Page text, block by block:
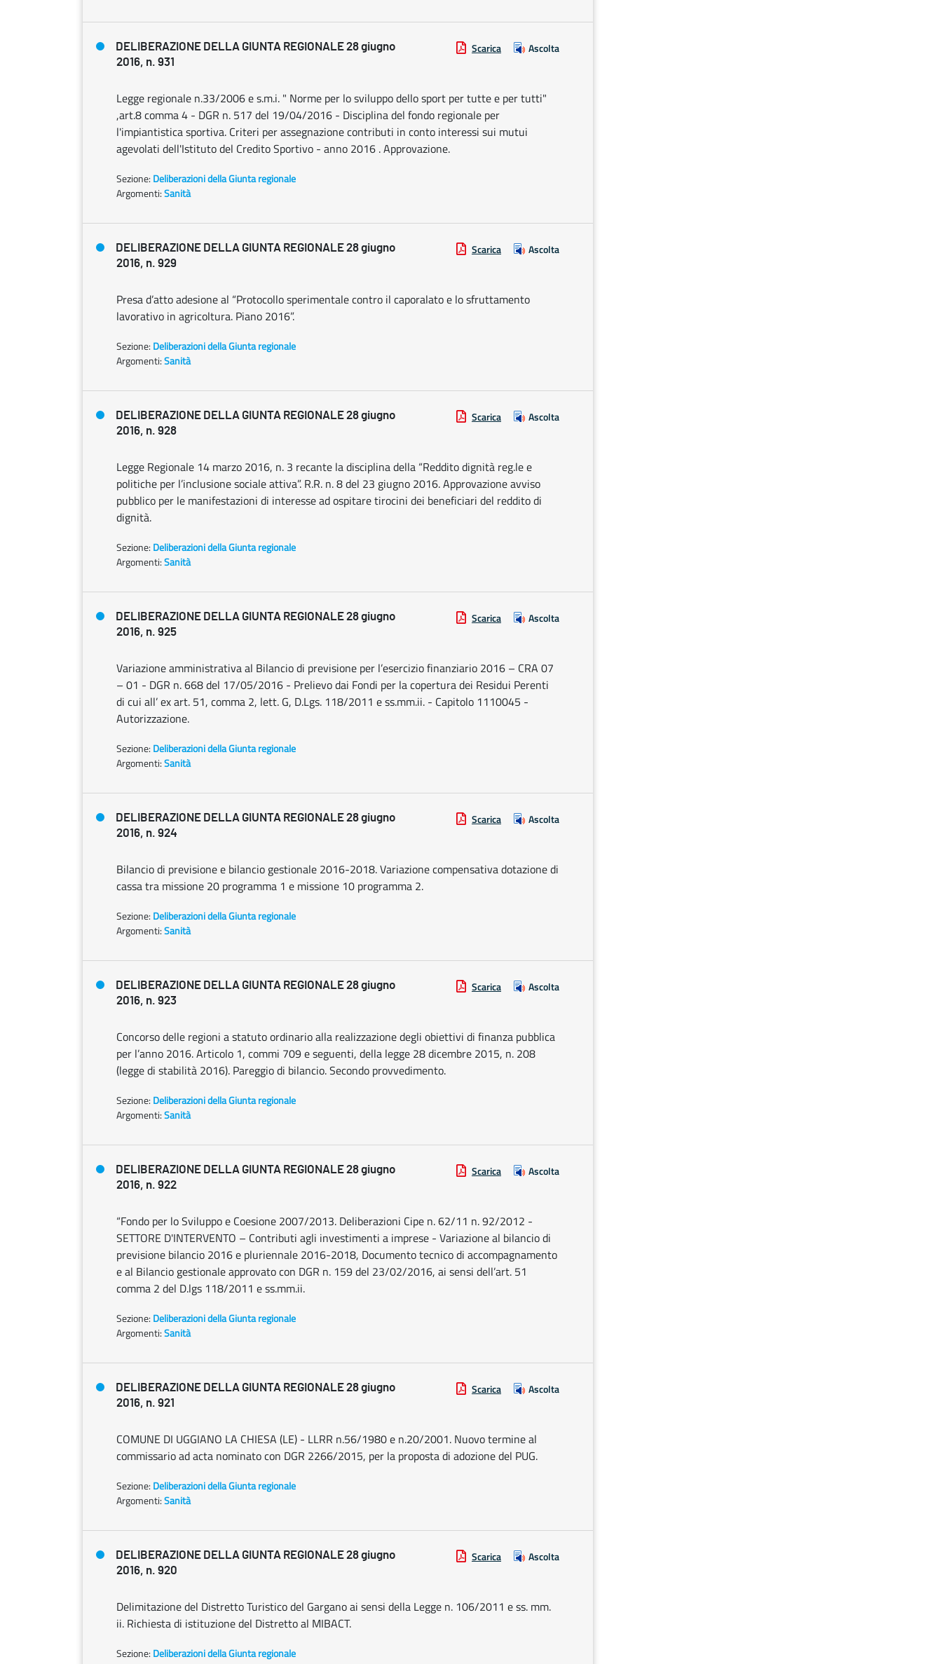
DELIBERAZIONE DELLA GIUNTA REGIONALE 28 giugno
2016, n. 931
Scarica Ascolta
Legge regionale n.33/2006 e s.m.i. " Norme per lo sviluppo dello sport per tutte e per tutti"
,art.8 comma 4 - DGR n. 517 del 19/04/2016 - Disciplina del fondo regionale per
l'impiantistica sportiva. Criteri per assegnazione contributi in conto interessi sui mutui
agevolati dell'Istituto del Credito Sportivo - anno 2016 . Approvazione.
Sezione: Deliberazioni della Giunta regionale
Argomenti:Sanità
DELIBERAZIONE DELLA GIUNTA REGIONALE 28 giugno
2016, n. 929
Scarica Ascolta
Presa d’atto adesione al “Protocollo sperimentale contro il caporalato e lo sfruttamento
lavorativo in agricoltura. Piano 2016”.
Sezione: Deliberazioni della Giunta regionale
Argomenti:Sanità
DELIBERAZIONE DELLA GIUNTA REGIONALE 28 giugno
2016, n. 928
Scarica Ascolta
Legge Regionale 14 marzo 2016, n. 3 recante la disciplina della “Reddito dignità reg.le e
politiche per l’inclusione sociale attiva”. R.R. n. 8 del 23 giugno 2016. Approvazione avviso
pubblico per le manifestazioni di interesse ad ospitare tirocini dei beneficiari del reddito di
dignità.
Sezione: Deliberazioni della Giunta regionale
Argomenti:Sanità
DELIBERAZIONE DELLA GIUNTA REGIONALE 28 giugno
2016, n. 925
Scarica Ascolta
Variazione amministrativa al Bilancio di previsione per l’esercizio finanziario 2016 – CRA 07
– 01 - DGR n. 668 del 17/05/2016 - Prelievo dai Fondi per la copertura dei Residui Perenti
di cui all’ ex art. 51, comma 2, lett. G, D.Lgs. 118/2011 e ss.mm.ii. - Capitolo 1110045 -
Autorizzazione.
Sezione: Deliberazioni della Giunta regionale
Argomenti:Sanità
DELIBERAZIONE DELLA GIUNTA REGIONALE 28 giugno
2016, n. 924
Scarica Ascolta
Bilancio di previsione e bilancio gestionale 2016-2018. Variazione compensativa dotazione di
cassa tra missione 20 programma 1 e missione 10 programma 2.
Sezione: Deliberazioni della Giunta regionale
Argomenti:Sanità
DELIBERAZIONE DELLA GIUNTA REGIONALE 28 giugno
2016, n. 923
Scarica Ascolta
Concorso delle regioni a statuto ordinario alla realizzazione degli obiettivi di finanza pubblica
per l’anno 2016. Articolo 1, commi 709 e seguenti, della legge 28 dicembre 2015, n. 208
(legge di stabilità 2016). Pareggio di bilancio. Secondo provvedimento.
Sezione: Deliberazioni della Giunta regionale
Argomenti:Sanità
DELIBERAZIONE DELLA GIUNTA REGIONALE 28 giugno
2016, n. 922
Scarica Ascolta
“Fondo per lo Sviluppo e Coesione 2007/2013. Deliberazioni Cipe n. 62/11 n. 92/2012 -
SETTORE D'INTERVENTO – Contributi agli investimenti a imprese - Variazione al bilancio di
previsione bilancio 2016 e pluriennale 2016-2018, Documento tecnico di accompagnamento
e al Bilancio gestionale approvato con DGR n. 159 del 23/02/2016, ai sensi dell’art. 51
comma 2 del D.lgs 118/2011 e ss.mm.ii.
Sezione: Deliberazioni della Giunta regionale
Argomenti:Sanità
DELIBERAZIONE DELLA GIUNTA REGIONALE 28 giugno
2016, n. 921
Scarica Ascolta
COMUNE DI UGGIANO LA CHIESA (LE) - LLRR n.56/1980 e n.20/2001. Nuovo termine al
commissario ad acta nominato con DGR 2266/2015, per la proposta di adozione del PUG.
Sezione: Deliberazioni della Giunta regionale
Argomenti:Sanità
DELIBERAZIONE DELLA GIUNTA REGIONALE 28 giugno
2016, n. 920
Scarica Ascolta
Delimitazione del Distretto Turistico del Gargano ai sensi della Legge n. 106/2011 e ss. mm.
ii. Richiesta di istituzione del Distretto al MIBACT.
Sezione: Deliberazioni della Giunta regionale